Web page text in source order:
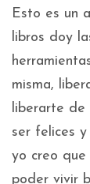
Esto es un
libros doy
misma,
liberarte de
ser felices
yo creo
poder vivir